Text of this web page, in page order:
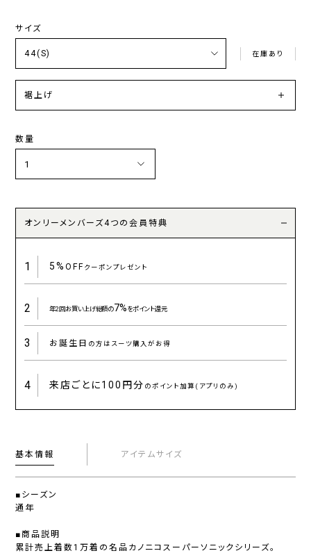
サイズ
在庫あり
裾上げ
数量
オンリーメンバーズ4つの会員特典
1 5%OFFクーポンプレゼント
2 年2回お買い上げ総額の7%をポイント還元
3 お誕生日 の方はスーツ購入がお得
4 来店ごとに100円分 のポイント加算(アプリのみ)
基本情報 アイテムサイズ
■シーズン
通年
■商品説明
累計売上着数1万着の名品カノニコスーパーソニックシリーズ。